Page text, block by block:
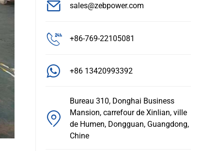
sales@zebpower.com
+86-769-22105081
+86 13420993392
Bureau 310, Donghai Business
Mansion, carrefour de Xinlian, ville
de Humen, Dongguan, Guangdong,
Chine